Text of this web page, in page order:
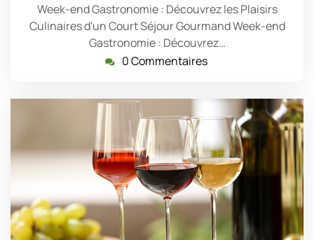
Week-end Gastronomie : Découvrez les Plaisirs
Culinaires d'un Court Séjour Gourmand Week-end
Gastronomie : Découvrez…
0 Commentaires